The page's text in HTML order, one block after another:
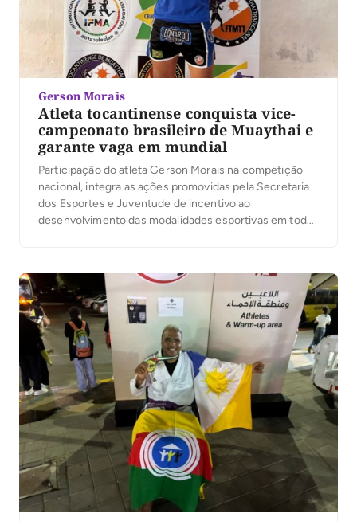
Gerson Morais
Atleta tocantinense conquista vice-
campeonato brasileiro de Muaythai e
garante vaga em mundial
Participação do atleta Gerson Morais na competição
nacional, integra as ações promovidas pela Secretaria
dos Esportes e Juventude de incentivo ao
desenvolvimento das modalidades esportivas em todo